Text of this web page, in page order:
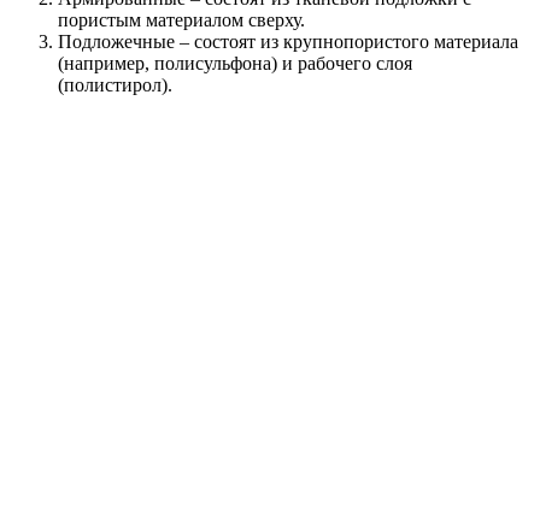
пористым материалом сверху.
Подложечные – состоят из крупнопористого материала
(например, полисульфона) и рабочего слоя
(полистирол).